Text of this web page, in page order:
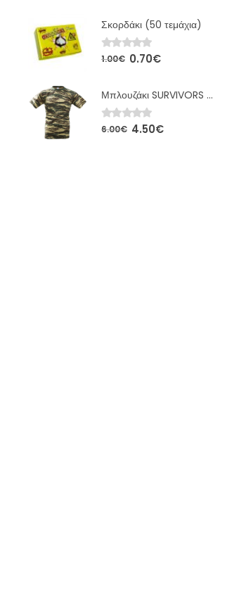
Σκορδάκι (50 τεμάχια)
0 out of 5
1.00€ 0.70€
Μπλουζάκι SURVIVORS Ελληνικής Παραλλαγής (00675)
0out of 5
6.00€ 4.50€